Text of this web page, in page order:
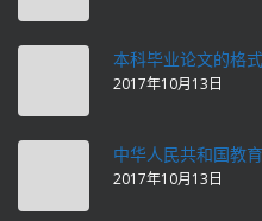
本科毕业论文的格式
2017年10月13日
中华人民共和国教
2017年10月13日